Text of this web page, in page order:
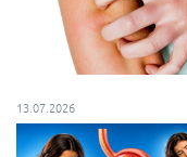
13.07.2026